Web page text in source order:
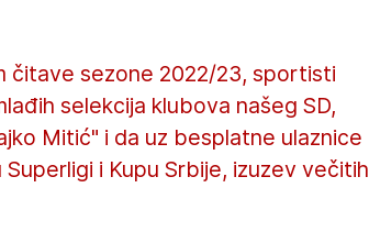
čitave sezone 2022/23, sportisti
selekcija klubova našeg SD,
Mitić" i da uz besplatne ulaznice
i Kupu Srbije, izuzev večitih